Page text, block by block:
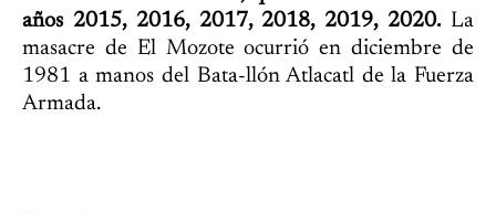
años 2015, 2016, 2017, 2018, 2019, 2020.La
masacre de El Mozote ocurrió en diciembre de
1981 a manos del Bata-llón Atlacatl de la Fuerza
Armada.